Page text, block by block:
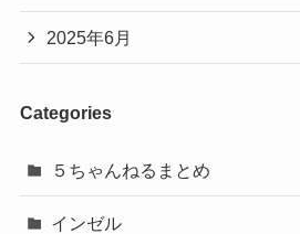
2025年6月
Categories
５ちゃんねるまとめ
インゼル